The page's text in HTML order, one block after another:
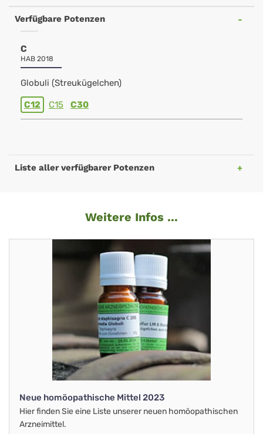
Verfügbare Potenzen
C
HAB 2018
Globuli (Streukügelchen)
C12 C15 C30
Liste aller verfügbarer Potenzen
Weitere Infos ...
Neue homöopathische Mittel 2023
Hier finden Sie eine Liste unserer neuen homöopathischen
Arzneimittel.